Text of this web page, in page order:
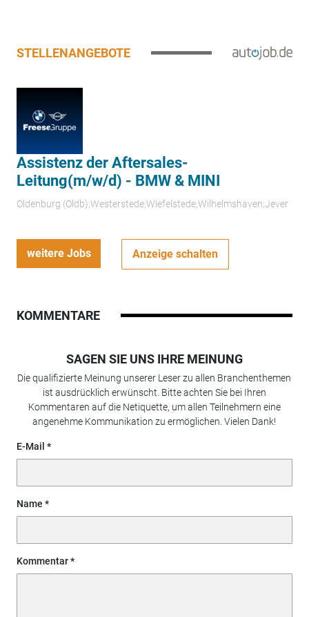
STELLENANGEBOTE
Assistenz der Aftersales-
Leitung(m/w/d) - BMW & MINI
Oldenburg (Oldb);Westerstede;Wiefelstede;Wilhelmshaven;Jever
weitere Jobs Anzeige schalten
KOMMENTARE
SAGEN SIE UNS IHRE MEINUNG
Die qualifizierte Meinung unserer Leser zu allen Branchenthemen
ist ausdrücklich erwünscht. Bitte achten Sie bei Ihren
Kommentaren auf die Netiquette, um allen Teilnehmern eine
angenehme Kommunikation zu ermöglichen. Vielen Dank!
E-Mail
Name
Kommentar